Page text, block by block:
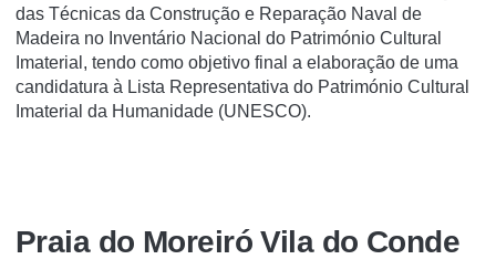
das Técnicas da Construção e Reparação Naval de
Madeira no Inventário Nacional do Património Cultural
Imaterial, tendo como objetivo final a elaboração de uma
candidatura à Lista Representativa do Património Cultural
Imaterial da Humanidade (UNESCO).
Praia do Moreiró Vila do Conde